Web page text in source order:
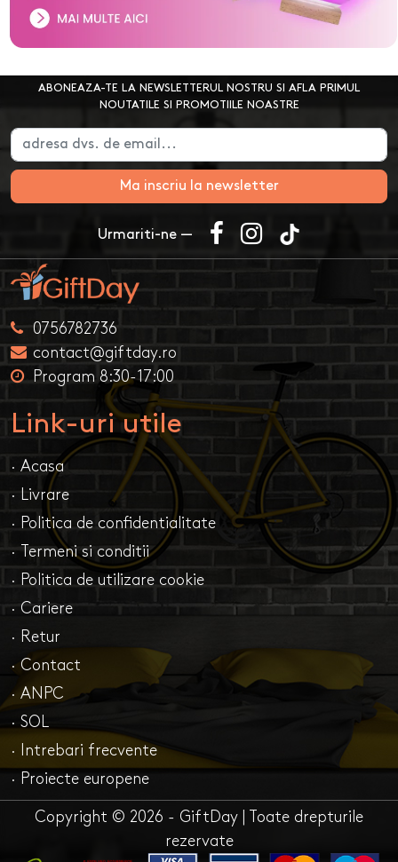
ABONEAZA-TE LA NEWSLETTERUL NOSTRU SI AFLA PRIMUL
NOUTATILE SI PROMOTIILE NOASTRE
Ma inscriu la newsletter
Urmariti-ne —
0756782736
contact@giftday.ro
Program 8:30-17:00
Link-uri utile
· Acasa
· Livrare
· Politica de confidentialitate
· Termeni si conditii
· Politica de utilizare cookie
· Cariere
· Retur
· Contact
· ANPC
· SOL
· Intrebari frecvente
· Proiecte europene
Copyright © 2026 - GiftDay | Toate drepturile
rezervate